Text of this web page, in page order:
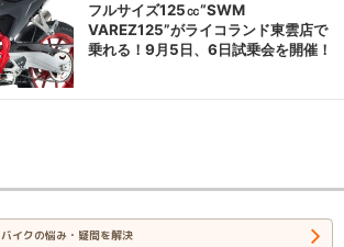
フルサイズ125㏄“SWM
VAREZ125”がライコランド東雲店で
乗れる！9月5日、6日試乗会を開催！
バイクの悩み・疑問を解決